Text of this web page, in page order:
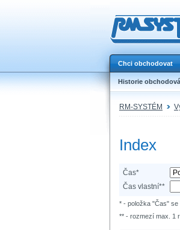
Chci obchodovat
Historie
RM-SYSTÉM
Index
Čas*
Čas vlastní**
* - položka "Čas" se
** - rozmezí max. 1